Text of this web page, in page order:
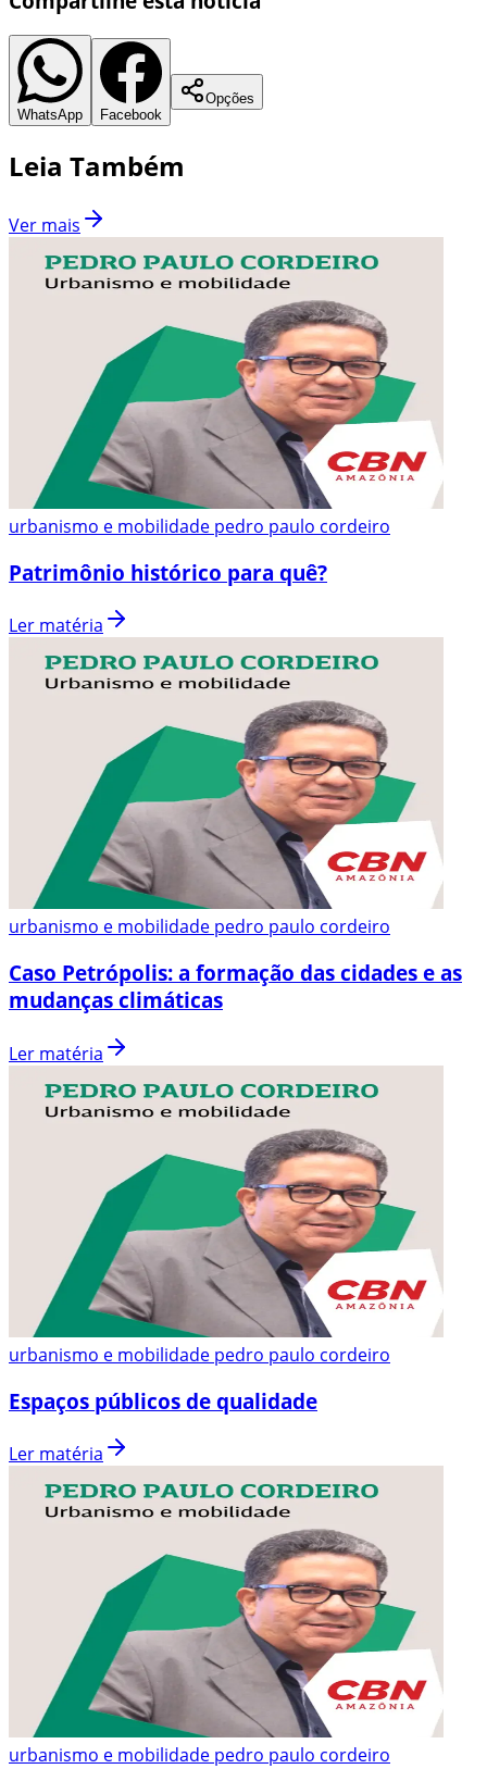
WhatsApp Facebook
Opções
Leia Também
Ver mais
urbanismo e mobilidade pedro paulo cordeiro
Patrimônio histórico para quê?
Ler matéria
urbanismo e mobilidade pedro paulo cordeiro
Caso Petrópolis: a formação das cidades e as
mudanças climáticas
Ler matéria
urbanismo e mobilidade pedro paulo cordeiro
Espaços públicos de qualidade
Ler matéria
urbanismo e mobilidade pedro paulo cordeiro